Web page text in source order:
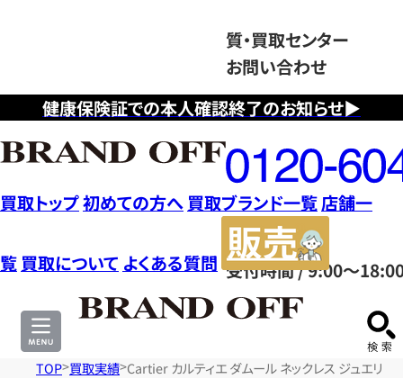
健康保険証での本人確認終了のお知らせ▶
質・買取センター
お問い合わせ
フ
リ
ー
ダ
イ
ヤ
ル
0120604117
受付時間 / 9:00～
買取トップ初めての方へ 買取ブランド一覧店舗一
覧 買取について よくある質問
サ
TOP 買取実績 Cartier カルティエ ダムール ネックレス ジュエリ